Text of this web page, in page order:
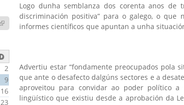
Logo dunha semblanza dos corenta anos de
discriminación positiva” para o galego, o que
informes científicos que apuntan a unha
Advertiu estar “fondamente preocupados pola
que ante o desafecto dalgúns sectores e a
aproveitou para convidar ao poder político a
lingüístico que existiu desde a aprobación da
(link is
2
9
16
23